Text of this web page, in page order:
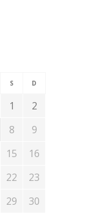
S D
1
2
8
9
15
16
22
23
29
30